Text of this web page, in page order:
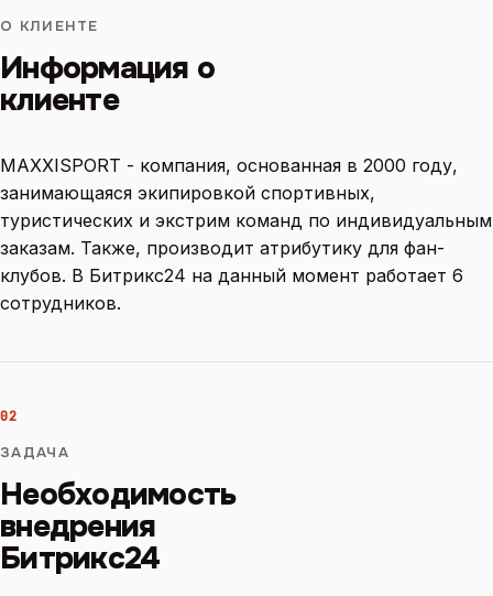
О КЛИЕНТЕ
Информация о
клиенте
MAXXISPORT - компания, основанная в 2000 году,
занимающаяся экипировкой спортивных,
туристических и экстрим команд по индивидуальным
заказам. Также, производит атрибутику для фан-
клубов. В Битрикс24 на данный момент работает 6
сотрудников.
02
ЗАДАЧА
Необходимость
внедрения
Битрикс24